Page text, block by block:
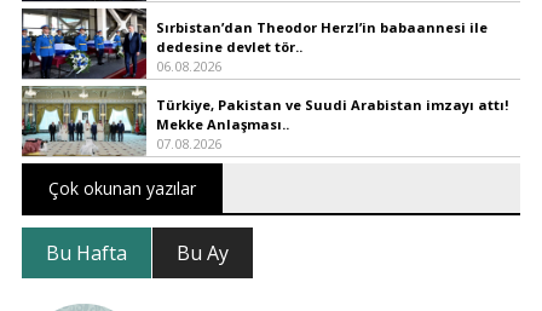
Sırbistan’dan Theodor Herzl’in babaannesi ile
dedesine devlet tör..
06.08.2026
Türkiye, Pakistan ve Suudi Arabistan imzayı attı!
Mekke Anlaşması..
07.08.2026
Çok okunan yazılar
Bu Hafta Bu Ay